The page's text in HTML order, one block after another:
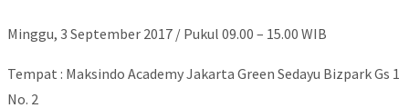
Minggu, 3 September 2017 / Pukul 09.00 – 15.00 WIB
Tempat : Maksindo Academy Jakarta Green Sedayu Bizpark Gs 1
No. 2